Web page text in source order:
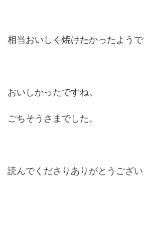
相当おいしく焼けたかったようで
おいしかったですね。
ごちそうさまでした。
読んでくださりありがとうござい